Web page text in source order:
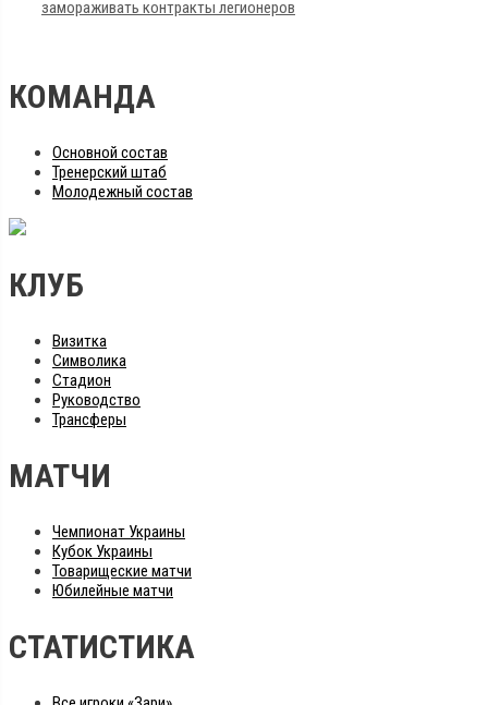
замораживать контракты легионеров
КОМАНДА
Основной состав
Тренерский штаб
Молодежный состав
КЛУБ
Визитка
Символика
Стадион
Руководство
Трансферы
МАТЧИ
Чемпионат Украины
Кубок Украины
Товарищеские матчи
Юбилейные матчи
СТАТИСТИКА